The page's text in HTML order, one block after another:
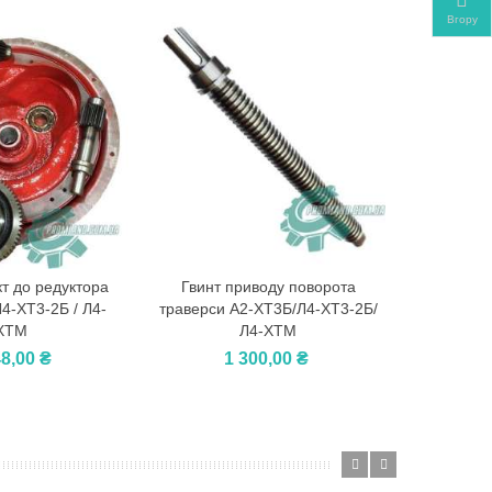
до редуктора
ХТ3-2Б / Л4-
₴
У Кошик
Гвинт приводу поворота
траверси А2-ХТ3Б/Л4-ХТ3-2Б/
Л4-ХТМ
1 300,00 ₴
Вгору